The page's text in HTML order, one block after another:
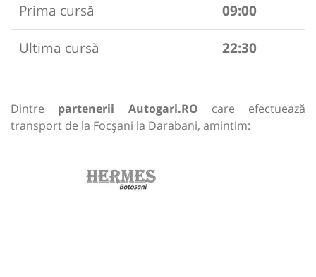
Prima cursă
09:00
Ultima cursă
22:30
Dintre partenerii Autogari.RO care efectuează
transport de la Focșani la Darabani, amintim: